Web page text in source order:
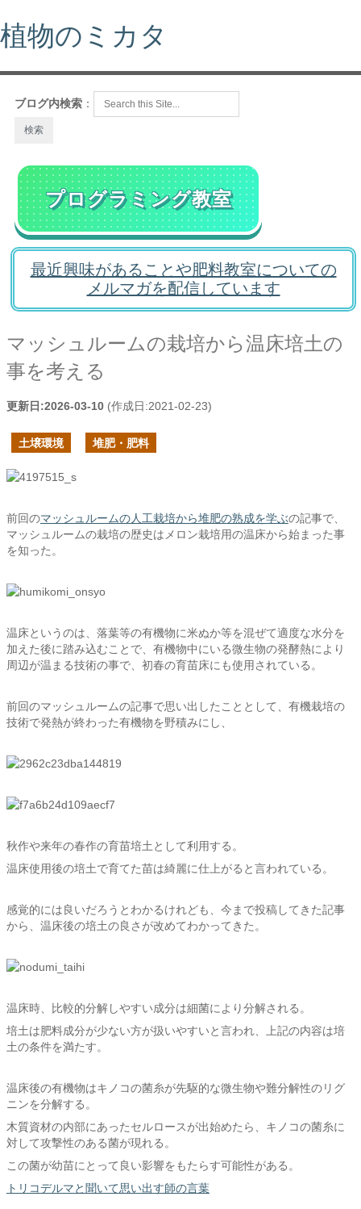
植物のミカタ
ブログ内検索 ：
プログラミング教室
最近興味があることや肥料教室についての
メルマガを配信しています
マッシュルームの栽培から温床培土の
事を考える
更新日:2026-03-10 (作成日:2021-02-23)
土壌環境 堆肥・肥料
前回のマッシュルームの人工栽培から堆肥の熟成を学ぶの記事で、
マッシュルームの栽培の歴史はメロン栽培用の温床から始まった事
を知った。
温床というのは、落葉等の有機物に米ぬか等を混ぜて適度な水分を
加えた後に踏み込むことで、有機物中にいる微生物の発酵熱により
周辺が温まる技術の事で、初春の育苗床にも使用されている。
前回のマッシュルームの記事で思い出したこととして、有機栽培の
技術で発熱が終わった有機物を野積みにし、
秋作や来年の春作の育苗培土として利用する。
温床使用後の培土で育てた苗は綺麗に仕上がると言われている。
感覚的には良いだろうとわかるけれども、今まで投稿してきた記事
から、温床後の培土の良さが改めてわかってきた。
温床時、比較的分解しやすい成分は細菌により分解される。
培土は肥料成分が少ない方が扱いやすいと言われ、上記の内容は培
土の条件を満たす。
温床後の有機物はキノコの菌糸が先駆的な微生物や難分解性のリグ
ニンを分解する。
木質資材の内部にあったセルロースが出始めたら、キノコの菌糸に
対して攻撃性のある菌が現れる。
この菌が幼苗にとって良い影響をもたらす可能性がある。
トリコデルマと聞いて思い出す師の言葉